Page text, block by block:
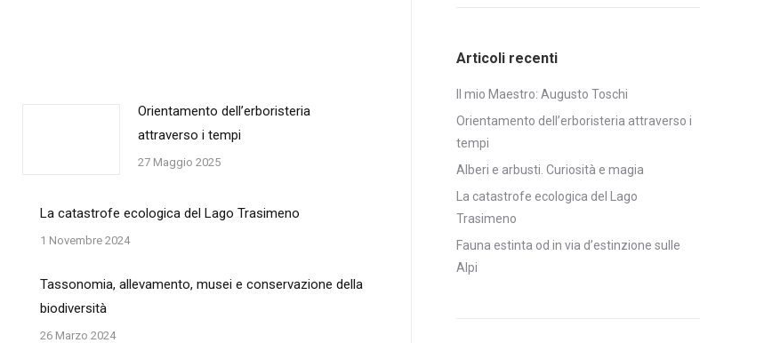
Orientamento dell’erboristeria
attraverso i tempi
27 Maggio 2025
La catastrofe ecologica del Lago Trasimeno
1 Novembre 2024
Tassonomia, allevamento, musei e conservazione della
biodiversità
26 Marzo 2024
Articoli recenti
Il mio Maestro: Augusto Toschi
Orientamento dell’erboristeria attraverso i
tempi
Alberi e arbusti. Curiosità e magia
La catastrofe ecologica del Lago
Trasimeno
Fauna estinta od in via d’estinzione sulle
Alpi